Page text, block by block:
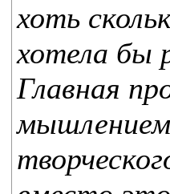
хоть
хотела бы
Главная